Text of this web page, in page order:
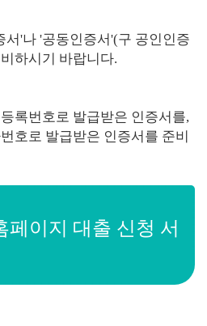
서'나 '공동인증서'(구 공인인증
하시기 바랍니다.
록번호로 발급받은 인증서를,
호로 발급받은 인증서를 준비
페이지 대출 신청 서